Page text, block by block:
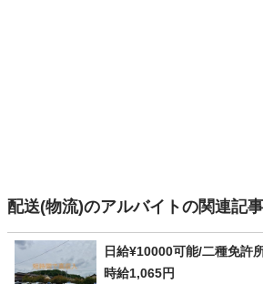
配送(物流)のアルバイトの関連記事
日給¥10000可能/二種免許
時給1,065円